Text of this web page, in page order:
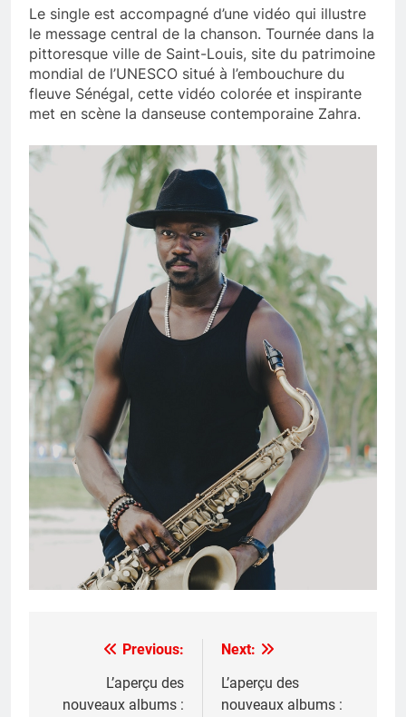
Le single est accompagné d’une vidéo qui illustre
le message central de la chanson. Tournée dans la
pittoresque ville de Saint-Louis, site du patrimoine
mondial de l’UNESCO situé à l’embouchure du
fleuve Sénégal, cette vidéo colorée et inspirante
met en scène la danseuse contemporaine Zahra.
navigation
Previous:
L’aperçu des
nouveaux albums :
Next:
L’aperçu des
nouveaux albums :